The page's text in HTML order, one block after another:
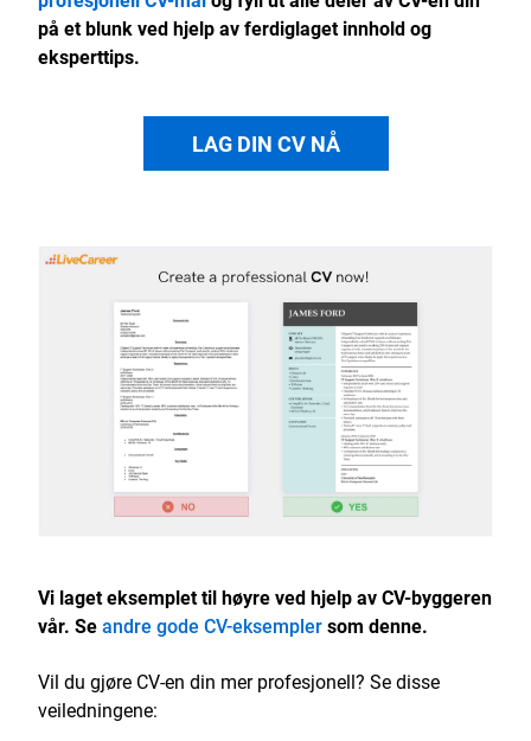
på et blunk ved hjelp av ferdiglaget innhold og
eksperttips.
LAG DIN CV NÅ
Vi laget eksemplet til høyre ved hjelp av CV-byggeren
vår. Seandre gode CV-eksemplersom denne.
Vil du gjøre CV-en din mer profesjonell? Se disse
veiledningene: